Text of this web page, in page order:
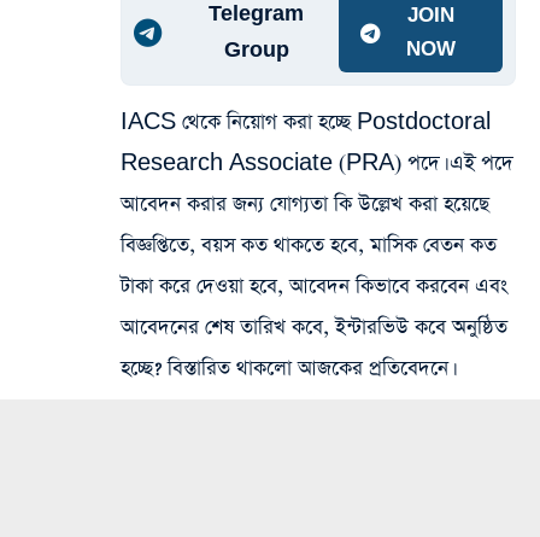
Telegram
Group
JOIN
NOW
IACS থেকে নিয়োগ করা হচ্ছে Postdoctoral
Research Associate (PRA) পদে। এই পদে
আবেদন করার জন্য যোগ্যতা কি উল্লেখ করা হয়েছে
বিজ্ঞপ্তিতে, বয়স কত থাকতে হবে, মাসিক বেতন কত
টাকা করে দেওয়া হবে, আবেদন কিভাবে করবেন এবং
আবেদনের শেষ তারিখ কবে, ইন্টারভিউ কবে অনুষ্ঠিত
হচ্ছে? বিস্তারিত থাকলো আজকের প্রতিবেদনে।